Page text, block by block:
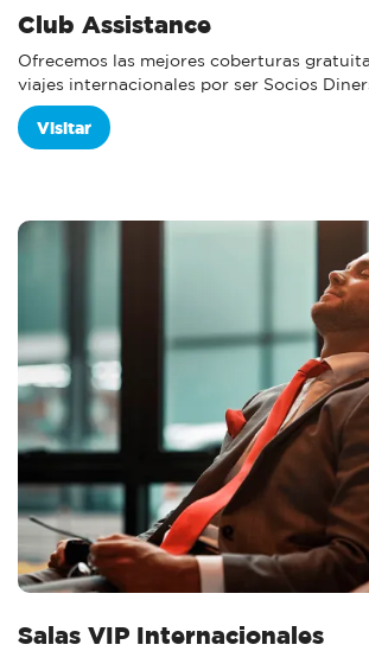
Club Assistance
Ofrecemos las mejores coberturas
viajes internacionales por ser Socios
Visitar
Salas VIP Internacionales